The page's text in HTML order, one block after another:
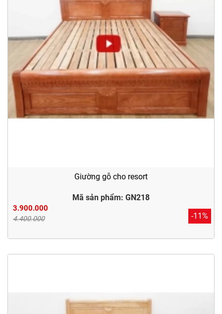
Giường gỗ cho resort
Mã sản phẩm: GN218
3.900.000
4.400.000 -11%